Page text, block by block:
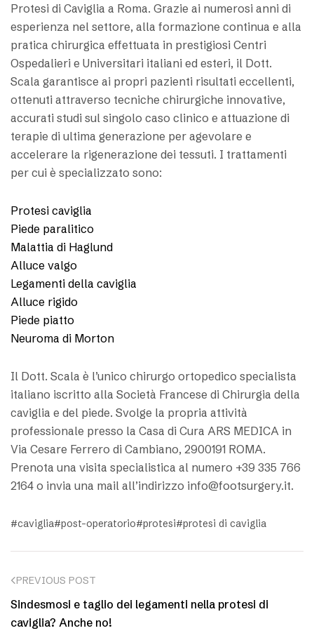
Protesi di Caviglia a Roma. Grazie ai numerosi anni di
esperienza nel settore, alla formazione continua e alla
pratica chirurgica effettuata in prestigiosi Centri
Ospedalieri e Universitari italiani ed esteri, il Dott.
Scala garantisce ai propri pazienti risultati eccellenti,
ottenuti attraverso tecniche chirurgiche innovative,
accurati studi sul singolo caso clinico e attuazione di
terapie di ultima generazione per agevolare e
accelerare la rigenerazione dei tessuti. I trattamenti
per cui è specializzato sono:
Protesi caviglia
Piede paralitico
Malattia di Haglund
Alluce valgo
Legamenti della caviglia
Alluce rigido
Piede piatto
Neuroma di Morton
Il Dott. Scala è l’unico chirurgo ortopedico specialista
italiano iscritto alla Società Francese di Chirurgia della
caviglia e del piede. Svolge la propria attività
professionale presso la Casa di Cura ARS MEDICA in
Via Cesare Ferrero di Cambiano, 2900191 ROMA.
Prenota una visita specialistica al numero +39 335 766
2164 o invia una mail all’indirizzo info@footsurgery.it.
caviglia post-operatorio protesi protesi di caviglia
PREVIOUS POST
Sindesmosi e taglio dei legamenti nella protesi di
caviglia? Anche no!